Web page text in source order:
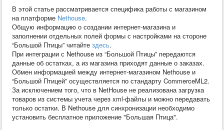
В этой статье рассматривается специфика работы с магазином
на платформе Nethouse.
Общую информацию о создании интернет-магазина и
заполнении отдельных полей формы с настройками на стороне
“Большой Птицы” читайте здесь.
При интеграции с Nethouse из “Большой Птицы” передаются
данные об остатках, а из магазина приходят данные о заказах.
Обмен информацией между интернет-магазином Nethouse и
“Большой Птицей” осуществляется по стандарту CommerceML2.
За исключением того, что в NetHouse не реализована загрузка
товаров из системы учета через xml-файлы и можно передавать
только остатки. В Nethouse для синхронизации необходимо
установить бесплатное приложение "Большая Птица".